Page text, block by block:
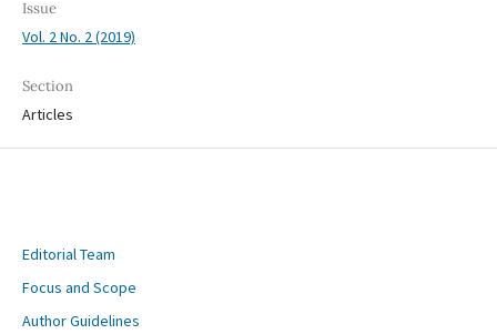
Issue
Vol. 2 No. 2 (2019)
Section
Articles
Editorial Team
Focus and Scope
Author Guidelines